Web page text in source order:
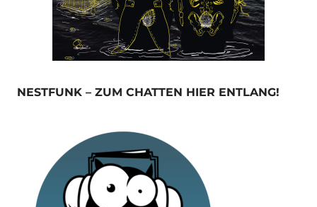
NESTFUNK – ZUM CHATTEN HIER ENTLANG!